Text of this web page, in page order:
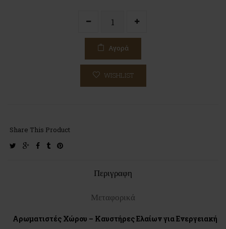
Αγορά
WISHLIST
Share This Product
twittergoogle-facebook
tumblrpinterest
Περιγραφη
Μεταφορικά
Αρωματιστές Χώρου – Καυστήρες Ελαίων για Ενεργειακή